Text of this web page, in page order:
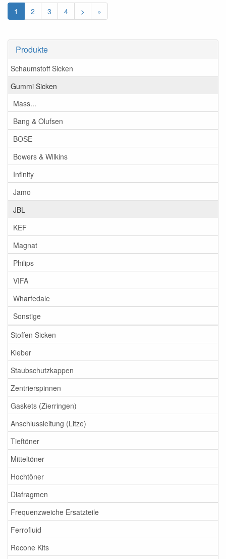
Produkte
Schaumstoff Sicken
Gummi Sicken
Mass...
Bang & Olufsen
BOSE
Bowers & Wilkins
Infinity
Jamo
JBL
KEF
Magnat
Philips
VIFA
Wharfedale
Sonstige
Stoffen Sicken
Kleber
Staubschutzkappen
Zentrierspinnen
Gaskets (Zierringen)
Anschlussleitung (Litze)
Tieftöner
Mitteltöner
Hochtöner
Diafragmen
Frequenzweiche Ersatzteile
Ferrofluid
Recone Kits
1 2 3 4 > »